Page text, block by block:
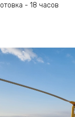
- 18 часов